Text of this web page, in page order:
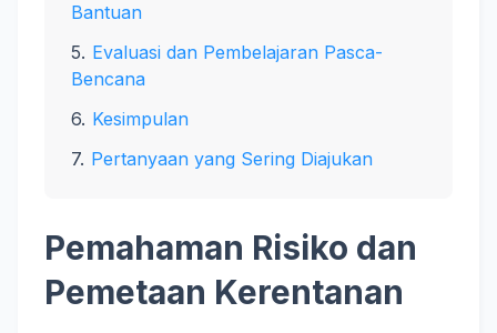
Bantuan
Evaluasi dan Pembelajaran Pasca-
Bencana
Kesimpulan
Pertanyaan yang Sering Diajukan
Pemahaman Risiko dan
Pemetaan Kerentanan